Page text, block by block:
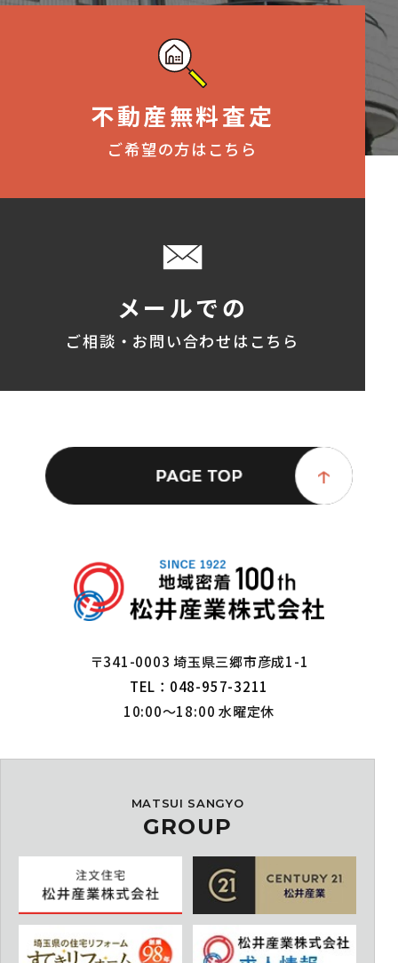
不動産無料査定
ご希望の方はこちら
メールでの
ご相談・お問い合わせはこちら
〒341-0003 埼玉県三郷市彦成1-1
TEL：048-957-3211
10:00～18:00 水曜定休
MATSUI SANGYO
GROUP